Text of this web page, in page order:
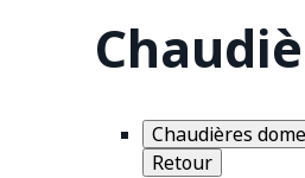
Chaudières
Retour